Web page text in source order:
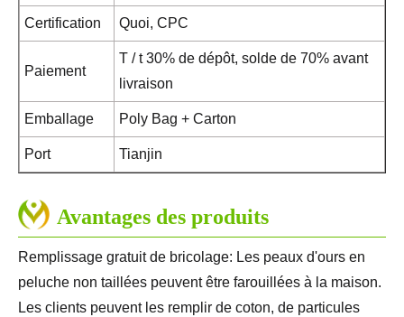
Certification Quoi, CPC
Paiement
T / t 30% de dépôt, solde de 70% avant
livraison
Emballage Poly Bag + Carton
Port Tianjin
Avantages des produits
Remplissage gratuit de bricolage: Les peaux d'ours en
peluche non taillées peuvent être farouillées à la maison.
Les clients peuvent les remplir de coton, de particules